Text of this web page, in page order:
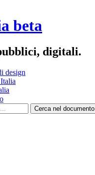
beta
digitali.
design
Cerca nel documento